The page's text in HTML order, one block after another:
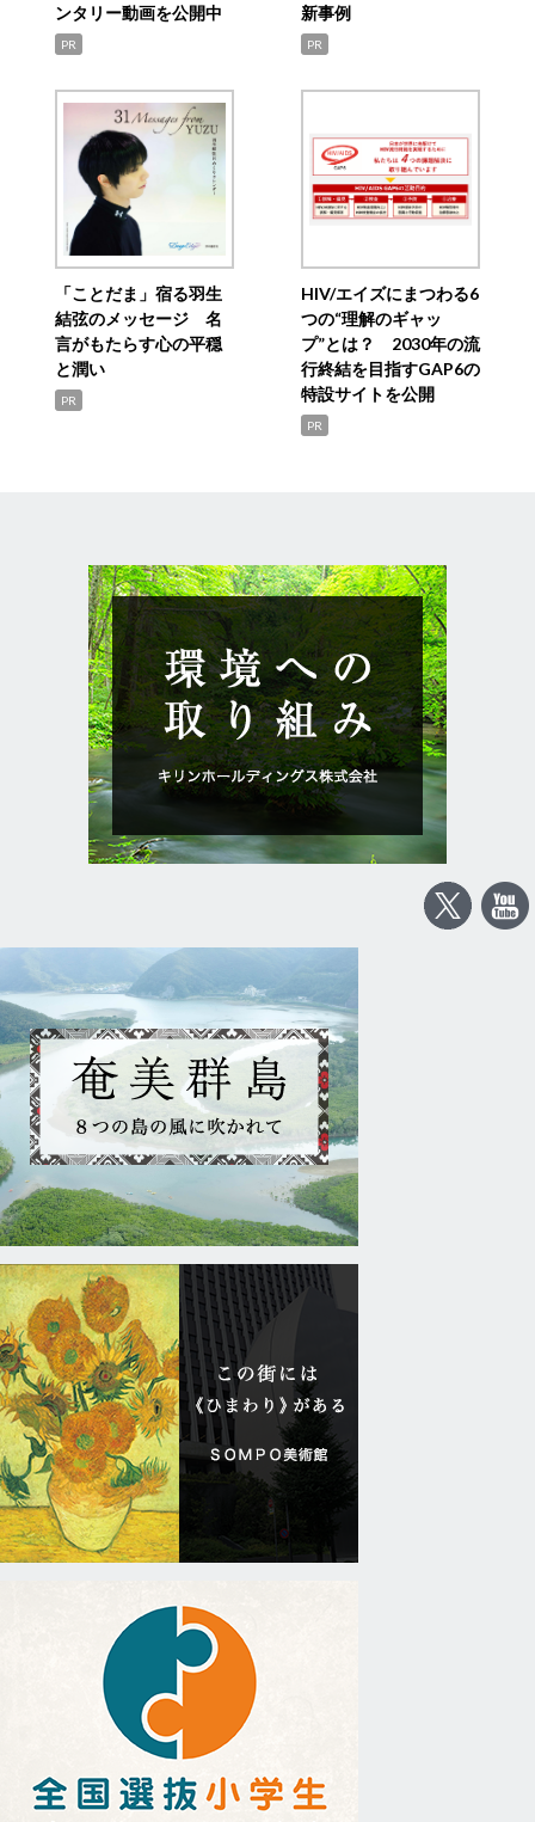
ンタリー動画を公開中
PR
新事例
PR
「ことだま」宿る羽生
結弦のメッセージ 名
言がもたらす心の平穏
と潤い
PR
HIV/エイズにまつわる6
つの“理解のギャッ
プ”とは？ 2030年の流
行終結を目指すGAP6の
特設サイトを公開
PR